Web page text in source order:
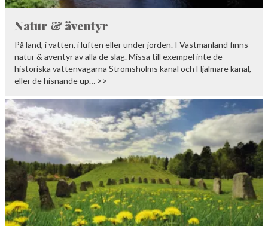
Natur & äventyr
På land, i vatten, i luften eller under jorden. I Västmanland finns
natur & äventyr av alla de slag. Missa till exempel inte de
historiska vattenvägarna Strömsholms kanal och Hjälmare kanal,
eller de hisnande up… >>